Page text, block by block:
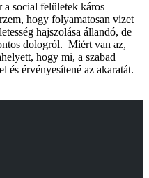
a social felületek káros
hogy folyamatosan vizet
hajszolása állandó, de
dologról. Miért van az,
hogy mi, a szabad
és érvényesítené az akaratát.